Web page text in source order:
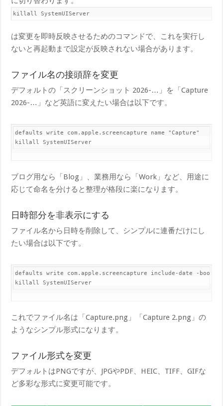
kill​all SystemUIServer
は変更を即時反映させるためのコマンドで、これを実行し
ないと再起動まで設定が反映されない場合があります。
ファイル名の接頭辞を変更
デフォルトの「スクリーンショット 2026-…」を「Capture
2026-…」など英語に変えたい場合は以下です。
default​s write com.apple.screencapture name "Capture"
kill​all SystemUIServer
ブログ用なら「Blog」、業務用なら「Work」など、用途に
応じて命名を分けると整理が格段に楽になります。
日時部分を非表示にする
ファイル名から日時を削除して、シンプルに連番だけにし
たい場合は以下です。
default​s write com.apple.screencapture include-date -bool
kill​all SystemUIServer
これでファイル名は「Capture.png」「Capture 2.png」の
ようなシンプル形式になります。
ファイル形式を変更
デフォルトはPNGですが、JPGやPDF、HEIC、TIFF、GIFな
ど多彩な形式に変更可能です。